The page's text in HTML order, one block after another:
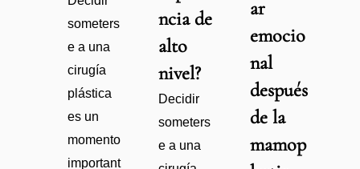
someters
e a una
cirugía
plástica
es un
momento
important
ncia de
alto
nivel?
Decidir
someters
e a una
ar
emocio
nal
después
de la
mamop